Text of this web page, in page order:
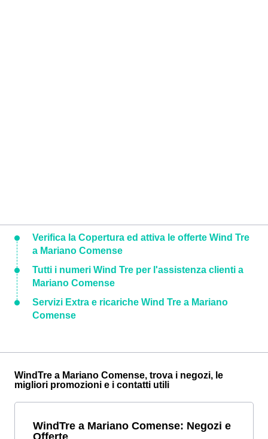
Verifica la Copertura ed attiva le offerte Wind Tre
a Mariano Comense
Tutti i numeri Wind Tre per l'assistenza clienti a
Mariano Comense
Servizi Extra e ricariche Wind Tre a Mariano
Comense
WindTre a Mariano Comense, trova i negozi, le
migliori promozioni e i contatti utili
WindTre a Mariano Comense: Negozi e
Offerte